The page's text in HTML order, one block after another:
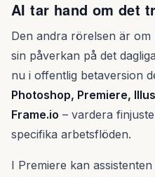
AI tar hand om det
Den andra rörelsen är
sin påverkan på det
nu i offentlig betaversion
Photoshop, Premiere,
Frame.io – vardera
specifika arbetsflöden.
I Premiere kan